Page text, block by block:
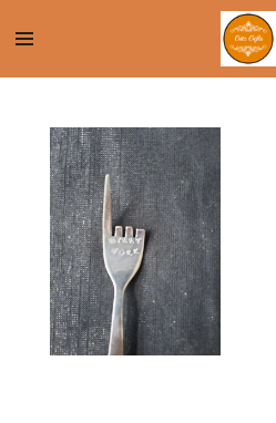
naar
hoofdinhoud